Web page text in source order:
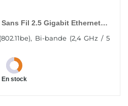
Sans Fil 2.5 Gigabit Ethernet
Bi-bande (2,4 GHz / 5
En stock